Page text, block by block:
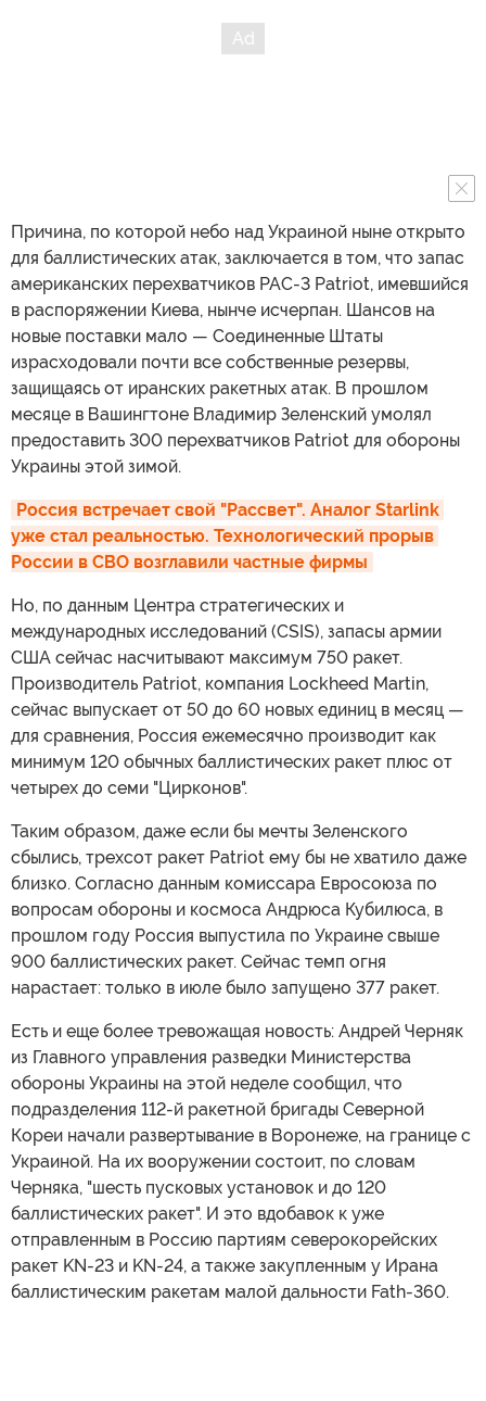
Причина, по которой небо над Украиной ныне открыто
для баллистических атак, заключается в том, что запас
американских перехватчиков PAC-3 Patriot, имевшийся
в распоряжении Киева, нынче исчерпан. Шансов на
новые поставки мало — Соединенные Штаты
израсходовали почти все собственные резервы,
защищаясь от иранских ракетных атак. В прошлом
месяце в Вашингтоне Владимир Зеленский умолял
предоставить 300 перехватчиков Patriot для обороны
Украины этой зимой.
Россия встречает свой "Рассвет". Аналог Starlink
уже стал реальностью. Технологический прорыв
России в СВО возглавили частные фирмы
Но, по данным Центра стратегических и
международных исследований (CSIS), запасы армии
США сейчас насчитывают максимум 750 ракет.
Производитель Patriot, компания Lockheed Martin,
сейчас выпускает от 50 до 60 новых единиц в месяц —
для сравнения, Россия ежемесячно производит как
минимум 120 обычных баллистических ракет плюс от
четырех до семи "Цирконов".
Таким образом, даже если бы мечты Зеленского
сбылись, трехсот ракет Patriot ему бы не хватило даже
близко. Согласно данным комиссара Евросоюза по
вопросам обороны и космоса Андрюса Кубилюса, в
прошлом году Россия выпустила по Украине свыше
900 баллистических ракет. Сейчас темп огня
нарастает: только в июле было запущено 377 ракет.
Есть и еще более тревожащая новость: Андрей Черняк
из Главного управления разведки Министерства
обороны Украины на этой неделе сообщил, что
подразделения 112-й ракетной бригады Северной
Кореи начали развертывание в Воронеже, на границе с
Украиной. На их вооружении состоит, по словам
Черняка, "шесть пусковых установок и до 120
баллистических ракет". И это вдобавок к уже
отправленным в Россию партиям северокорейских
ракет KN-23 и KN-24, а также закупленным у Ирана
баллистическим ракетам малой дальности Fath-360.